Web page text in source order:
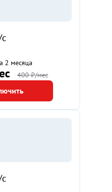
2 месяца
400 ₽/мес